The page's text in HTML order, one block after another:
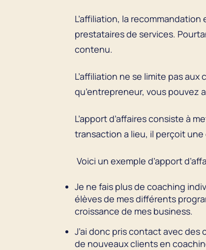
L’affiliation, la recommandation
prestataires de services.
contenu.
L’affiliation ne se limite pas aux
qu’entrepreneur, vous pouvez
L’apport d’affaires consiste à
transaction a lieu, il perçoit
Voici un exemple d’apport
Je ne fais plus de coaching
élèves de mes différents
croissance de mes business.
J’ai donc pris contact avec
de nouveaux clients en